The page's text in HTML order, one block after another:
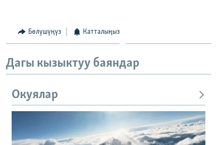
Бөлүшүңүз Катталыңыз
Дагы кызыктуу баяндар
Окуялар